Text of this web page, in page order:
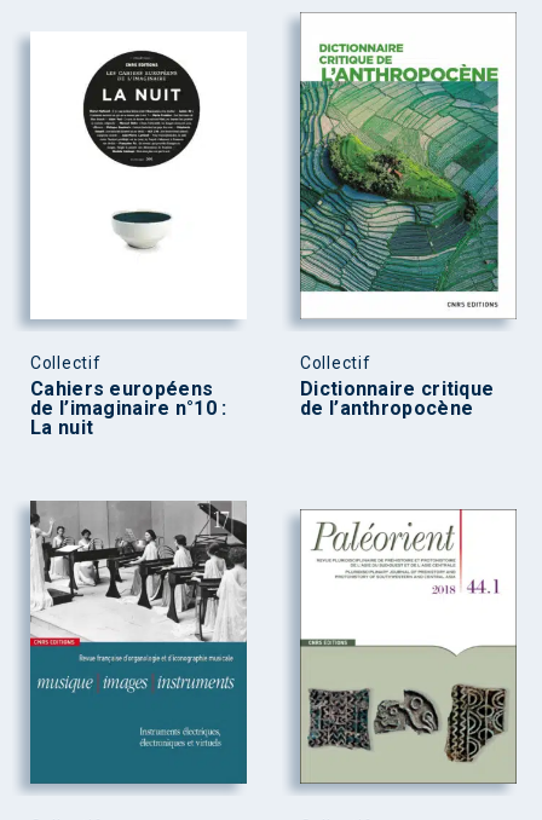
Collectif
Cahiers européens
de l’imaginaire n°10 :
La nuit
Collectif
Dictionnaire critique
de l’anthropocène